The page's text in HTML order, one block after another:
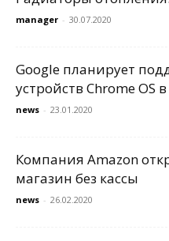
manager - 30.07.2020
Google планирует
устройств Chrome OS
news - 23.01.2020
Компания Amazon
магазин без кассы
news - 26.02.2020